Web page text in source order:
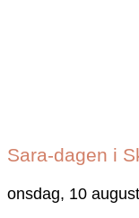
Sara-dagen i
onsdag, 10